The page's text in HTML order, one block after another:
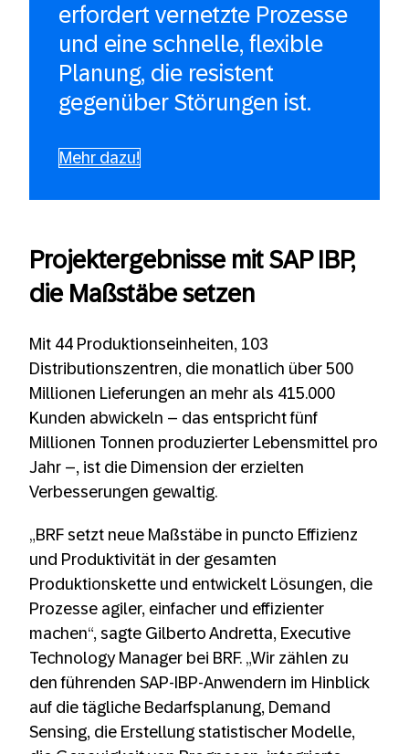
erfordert vernetzte Prozesse
und eine schnelle, flexible
Planung, die resistent
gegenüber Störungen ist.
Mehr dazu!
Projektergebnisse mit SAP IBP,
die Maßstäbe setzen
Mit 44 Produktionseinheiten, 103
Distributionszentren, die monatlich über 500
Millionen Lieferungen an mehr als 415.000
Kunden abwickeln – das entspricht fünf
Millionen Tonnen produzierter Lebensmittel pro
Jahr –, ist die Dimension der erzielten
Verbesserungen gewaltig.
„BRF setzt neue Maßstäbe in puncto Effizienz
und Produktivität in der gesamten
Produktionskette und entwickelt Lösungen, die
Prozesse agiler, einfacher und effizienter
machen“, sagte Gilberto Andretta, Executive
Technology Manager bei BRF. „Wir zählen zu
den führenden SAP-IBP-Anwendern im Hinblick
auf die tägliche Bedarfsplanung, Demand
Sensing, die Erstellung statistischer Modelle,